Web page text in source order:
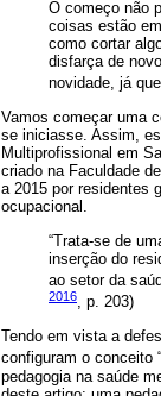
O começo não
coisas estão
como cortar
disfarça de
novidade, já
Vamos começar uma
se iniciasse. Assim,
Multiprofissional em
criado na Faculdade
a 2015 por residentes
ocupacional.
“Trata-se de
inserção do
ao setor da
2016, p. 203)
Tendo em vista a
configuram o conceito
pedagogia na saúde